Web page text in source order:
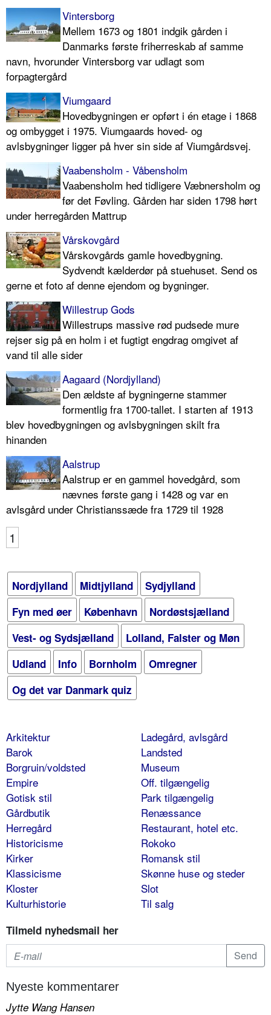
Vintersborg
Mellem 1673 og 1801 indgik gården i
Danmarks første friherreskab af samme
navn, hvorunder Vintersborg var udlagt som
forpagtergård
Viumgaard
Hovedbygningen er opført i én etage i 1868
og ombygget i 1975. Viumgaards hoved- og
avlsbygninger ligger på hver sin side af Viumgårdsvej.
Vaabensholm - Våbensholm
Vaabensholm hed tidligere Væbnersholm og
før det Føvling. Gården har siden 1798 hørt
under herregården Mattrup
Vårskovgård
Vårskovgårds gamle hovedbygning.
Sydvendt kælderdør på stuehuset. Send os
gerne et foto af denne ejendom og bygninger.
Willestrup Gods
Willestrups massive rød pudsede mure
rejser sig på en holm i et fugtigt engdrag omgivet af
vand til alle sider
Aagaard (Nordjylland)
Den ældste af bygningerne stammer
formentlig fra 1700-tallet. I starten af 1913
blev hovedbygningen og avlsbygningen skilt fra
hinanden
Aalstrup
Aalstrup er en gammel hovedgård, som
nævnes første gang i 1428 og var en
avlsgård under Christianssæde fra 1729 til 1928
1
Nordjylland Midtjylland
Sydjylland
Fyn med øer
København
Nordøstsjælland
Vest- og Sydsjælland
Lolland, Falster og Møn
Udland
Info Bornholm
Omregner
Og det var Danmark quiz
Arkitektur
Barok
Borgruin/voldsted
Empire
Gotisk stil
Gårdbutik
Herregård
Historicisme
Kirker
Klassicisme
Kloster
Kulturhistorie
Ladegård, avlsgård
Landsted
Museum
Off. tilgængelig
Park tilgængelig
Renæssance
Restaurant, hotel etc.
Rokoko
Romansk stil
Skønne huse og steder
Slot
Til salg
Tilmeld nyhedsmail her
Nyeste kommentarer
Jytte Wang Hansen